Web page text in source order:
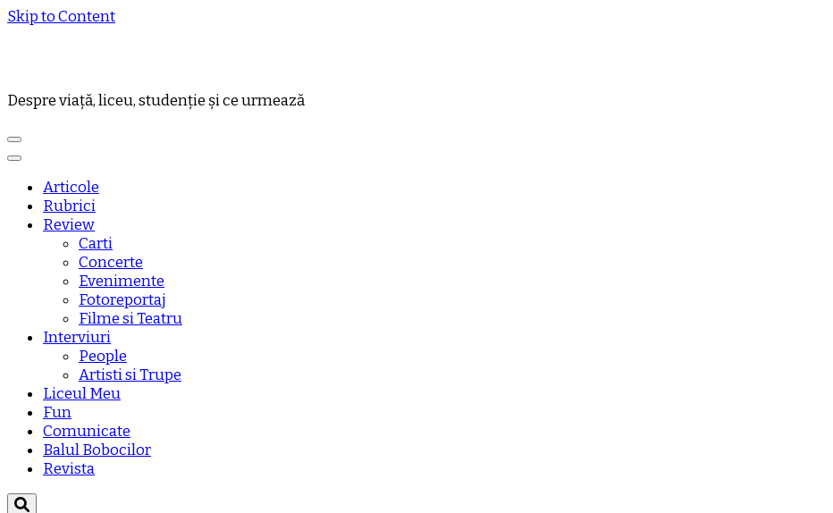
Skip to Content
Despre viață, liceu, studenție și ce urmează
Articole
Rubrici
Review
Carti
Concerte
Evenimente
Fotoreportaj
Filme si Teatru
Interviuri
People
Artisti si Trupe
Liceul Meu
Fun
Comunicate
Balul Bobocilor
Revista